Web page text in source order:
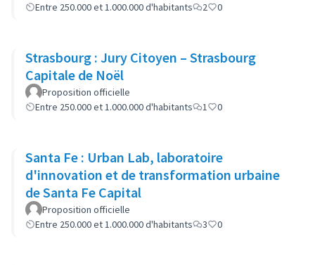
Entre 250.000 et 1.000.000 d'habitants
2 0
Strasbourg : Jury Citoyen – Strasbourg
Capitale de Noël
Proposition officielle
Entre 250.000 et 1.000.000 d'habitants
1 0
Santa Fe : Urban Lab, laboratoire
d'innovation et de transformation urbaine
de Santa Fe Capital
Proposition officielle
Entre 250.000 et 1.000.000 d'habitants
3 0